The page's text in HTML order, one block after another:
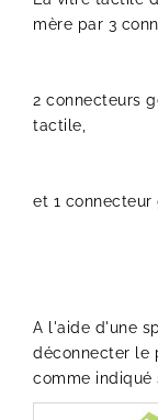
mère par 3
2 connecteurs
tactile,
et 1 connecteur
A l'aide d'une
déconnecter le
comme indiqué